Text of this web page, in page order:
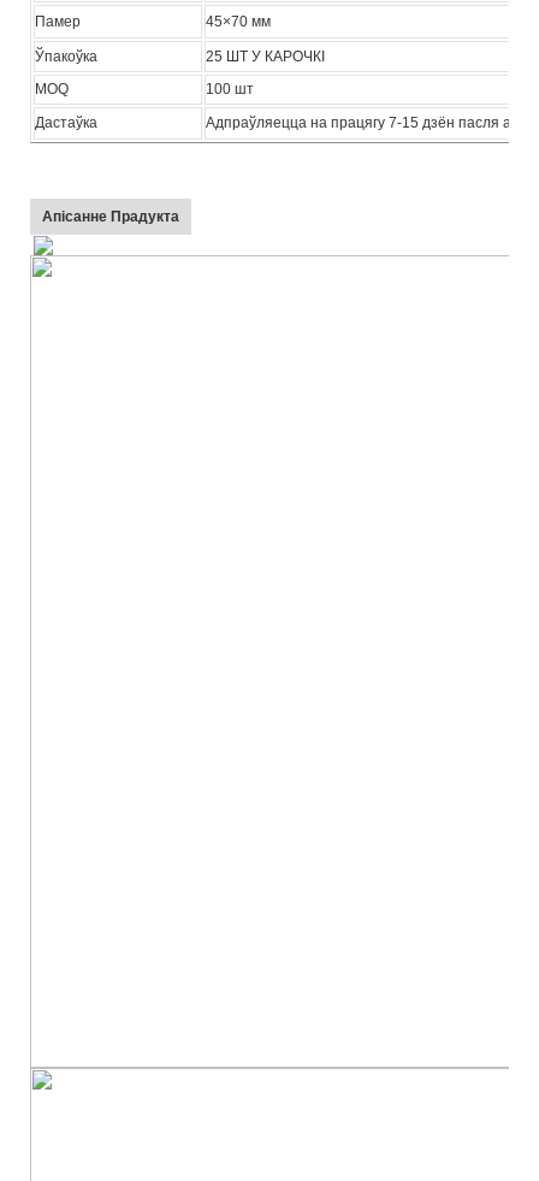
Памер 45×70 мм
Ўпакоўка
25 ШТ У КАРОЧКІ
MOQ
100 шт
Дастаўка
Адпраўляецца на працягу 7-15 дзён пасля
Апісанне Прадукта